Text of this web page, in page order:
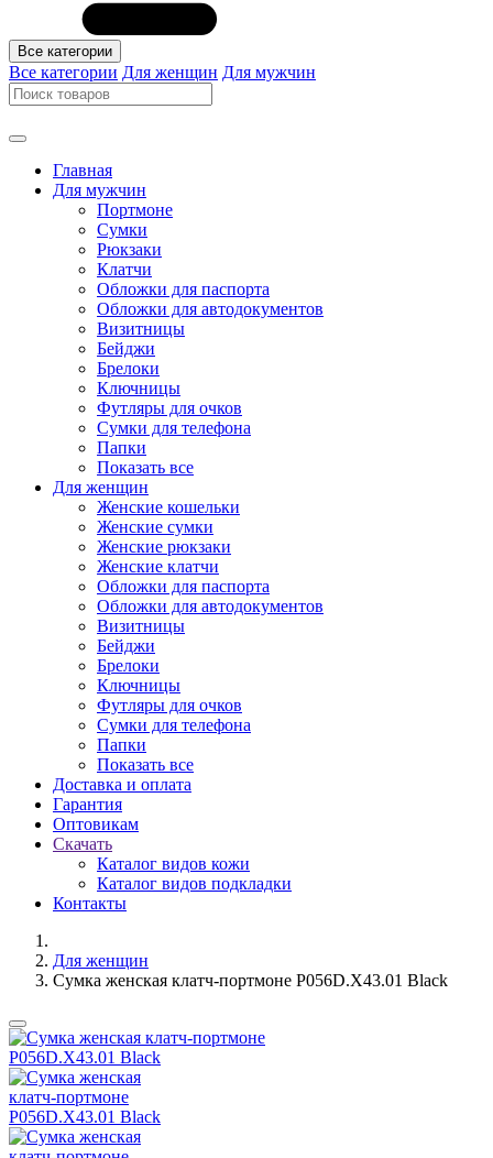
Все категории
Все категории Для женщин Для мужчин
Главная
Для мужчин
Портмоне
Сумки
Рюкзаки
Клатчи
Обложки для паспорта
Обложки для автодокументов
Визитницы
Бейджи
Брелоки
Ключницы
Футляры для очков
Сумки для телефона
Папки
Показать все
Для женщин
Женские кошельки
Женские сумки
Женские рюкзаки
Женские клатчи
Обложки для паспорта
Обложки для автодокументов
Визитницы
Бейджи
Брелоки
Ключницы
Футляры для очков
Сумки для телефона
Папки
Показать все
Доставка и оплата
Гарантия
Оптовикам
Скачать
Каталог видов кожи
Каталог видов подкладки
Контакты
Для женщин
Сумка женская клатч-портмоне P056D.X43.01 Black